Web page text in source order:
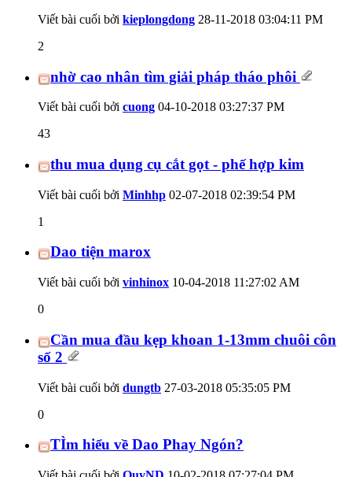
Viết bài cuối bởi kieplongdong 28-11-2018 03:04:11 PM
2
nhờ cao nhân tìm giải pháp tháo phôi
Viết bài cuối bởi cuong 04-10-2018 03:27:37 PM
43
thu mua dụng cụ cắt gọt - phế hợp kim
Viết bài cuối bởi Minhhp 02-07-2018 02:39:54 PM
1
Dao tiện marox
Viết bài cuối bởi vinhinox 10-04-2018 11:27:02 AM
0
Cần mua đầu kẹp khoan 1-13mm chuôi côn
số 2
Viết bài cuối bởi dungtb 27-03-2018 05:35:05 PM
0
TÌm hiểu về Dao Phay Ngón?